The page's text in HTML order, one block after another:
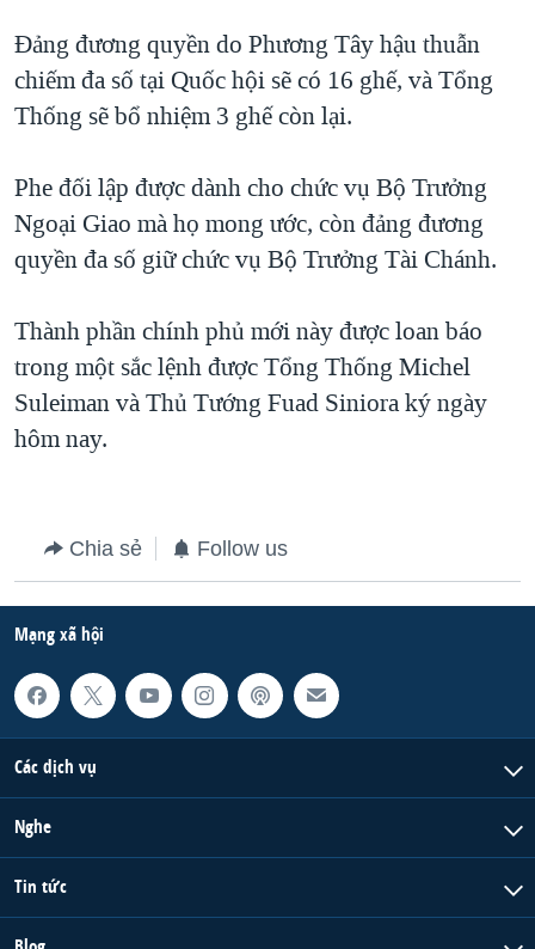
KHOA HỌC
SỨC KHOẺ
VĂN HOÁ
GIÁO DỤC
NGÀY TỊ NẠN THẾ GIỚI
TRỊNH VĨNH BÌNH - NGƯỜI HẠ 'BÊN THẮNG CUỘC'
CHI PHÍ CHIẾN TRANH AFGHANISTAN
CÁC GIÁ TRỊ CỘNG HÒA Ở VIỆT NAM
THƯỢNG ĐỈNH TRUMP-KIM TẠI VIỆT NAM
NGƯ DÂN VIỆT VÀ LÀN SÓNG TRỘM HẢI SÂM
BÊN KIA QUỐC LỘ: TIẾNG VỌNG TỪ NÔNG THÔN MỸ
QUAN HỆ VIỆT MỸ
Ngôn ngữ khác
Đảng đương quyền do Phương Tây hậu thuẫn
chiếm đa số tại Quốc hội sẽ có 16 ghế, và Tổng
Thống sẽ bổ nhiệm 3 ghế còn lại.
Phe đối lập được dành cho chức vụ Bộ Trưởng
Ngoại Giao mà họ mong ước, còn đảng đương
quyền đa số giữ chức vụ Bộ Trưởng Tài Chánh.
Thành phần chính phủ mới này được loan báo
trong một sắc lệnh được Tổng Thống Michel
Suleiman và Thủ Tướng Fuad Siniora ký ngày
hôm nay.
Chia sẻ Follow us
Mạng xã hội
Các dịch vụ
Nghe
Tin tức